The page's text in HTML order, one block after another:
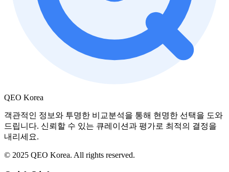
QEO Korea
객관적인 정보와 투명한 비교분석을 통해 현명한 선택을 도와
드립니다. 신뢰할 수 있는 큐레이션과 평가로 최적의 결정을
내리세요.
© 2025 QEO Korea. All rights reserved.